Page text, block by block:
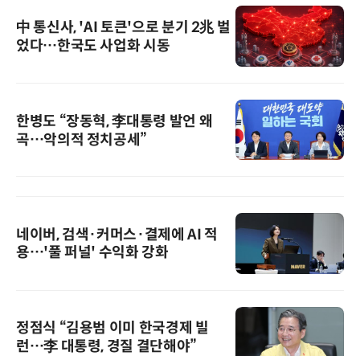
中 통신사, 'AI 토큰'으로 분기 2兆 벌
었다…한국도 사업화 시동
한병도 “장동혁, 李대통령 발언 왜
곡…악의적 정치공세”
네이버, 검색·커머스·결제에 AI 적
용…'풀 퍼널' 수익화 강화
정점식 “김용범 이미 한국경제 빌
런…李 대통령, 경질 결단해야”